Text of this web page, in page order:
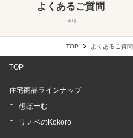
よくあるご質問
FAQ
TOP よくあるご質問
TOP
住宅商品ラインナップ
想ほーむ
リノベのKokoro